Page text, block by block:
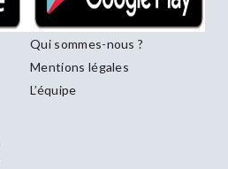
Qui sommes-nous ?
Mentions légales
L’équipe